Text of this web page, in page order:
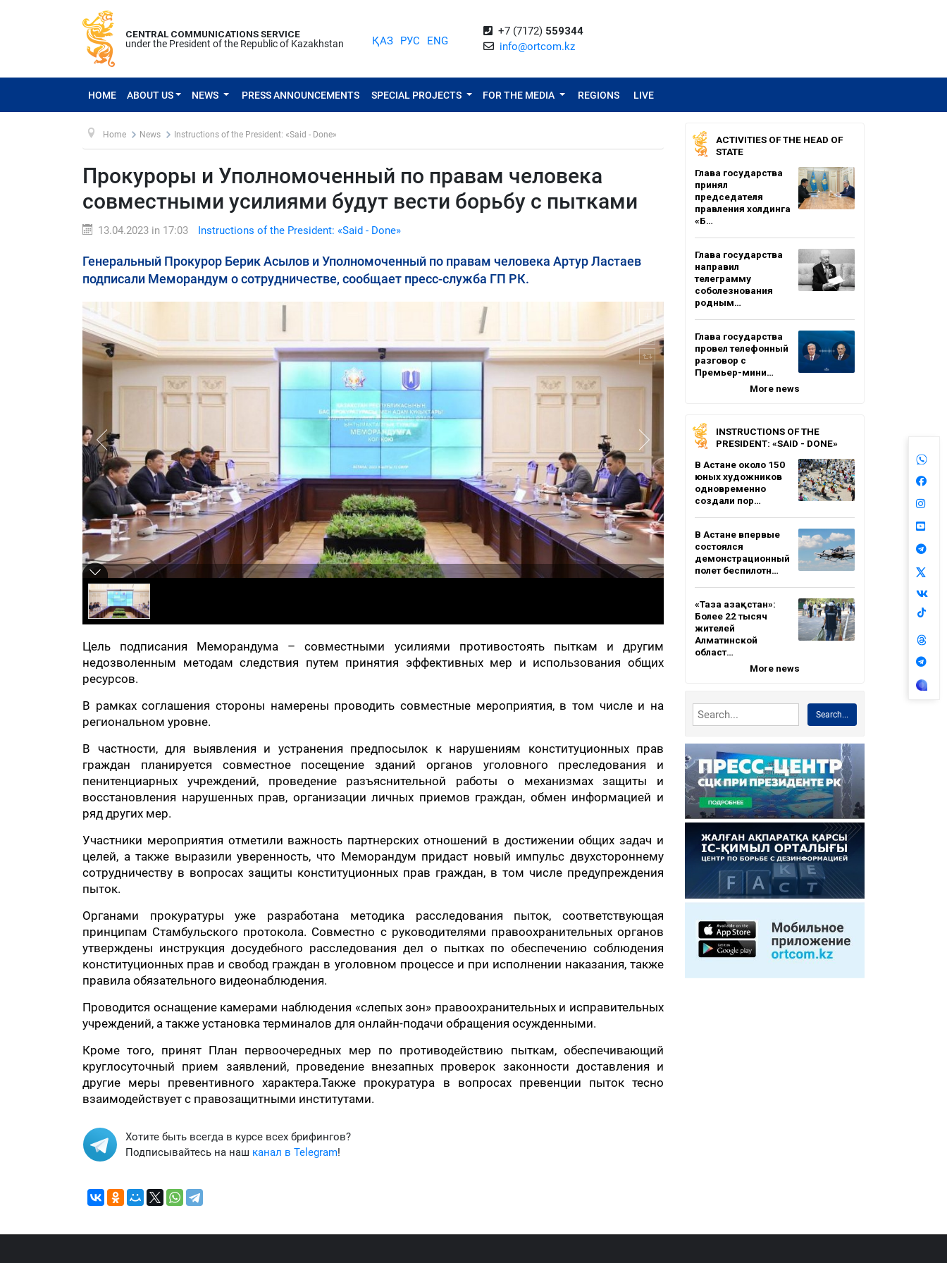
CENTRAL COMMUNICATIONS SERVICE
under the President of the Republic of Kazakhstan
ҚАЗ РУС ENG
+7 (7172) 559344
info@ortcom.kz
HOME ABOUT US NEWS PRESS ANNOUNCEMENTS SPECIAL PROJECTS FOR THE MEDIA REGIONS LIVE
Home News Instructions of the President: «Said - Done»
Прокуроры и Уполномоченный по правам человека
совместными усилиями будут вести борьбу с пытками
13.04.2023 in 17:03 Instructions of the President: «Said - Done»
Генеральный Прокурор Берик Асылов и Уполномоченный по правам человека Артур Ластаев
подписали Меморандум о сотрудничестве, сообщает пресс-служба ГП РК.
Цель подписания Меморандума – совместными усилиями противостоять пыткам и другим
недозволенным методам следствия путем принятия эффективных мер и использования общих
ресурсов.
В рамках соглашения стороны намерены проводить совместные мероприятия, в том числе и на
региональном уровне.
В частности, для выявления и устранения предпосылок к нарушениям конституционных прав
граждан планируется совместное посещение зданий органов уголовного преследования и
пенитенциарных учреждений, проведение разъяснительной работы о механизмах защиты и
восстановления нарушенных прав, организации личных приемов граждан, обмен информацией и
ряд других мер.
Участники мероприятия отметили важность партнерских отношений в достижении общих задач и
целей, а также выразили уверенность, что Меморандум придаст новый импульс двухстороннему
сотрудничеству в вопросах защиты конституционных прав граждан, в том числе предупреждения
пыток.
Органами прокуратуры уже разработана методика расследования пыток, соответствующая
принципам Стамбульского протокола. Совместно с руководителями правоохранительных органов
утверждены инструкция досудебного расследования дел о пытках по обеспечению соблюдения
конституционных прав и свобод граждан в уголовном процессе и при исполнении наказания, также
правила обязательного видеонаблюдения.
Проводится оснащение камерами наблюдения «слепых зон» правоохранительных и исправительных
учреждений, а также установка терминалов для онлайн-подачи обращения осужденными.
Кроме того, принят План первоочередных мер по противодействию пыткам, обеспечивающий
круглосуточный прием заявлений, проведение внезапных проверок законности доставления и
другие меры превентивного характера.Также прокуратура в вопросах превенции пыток тесно
взаимодействует с правозащитными институтами.
Хотите быть всегда в курсе всех брифингов?
Подписывайтесь на наш канал в Telegram!
ACTIVITIES OF THE HEAD OF
STATE
Глава государства
принял
председателя
правления холдинга
«Б…
Глава государства
направил
телеграмму
соболезнования
родным…
Глава государства
провел телефонный
разговор с
Премьер-мини…
More news
INSTRUCTIONS OF THE
PRESIDENT: «SAID - DONE»
В Астане около 150
юных художников
одновременно
создали пор…
В Астане впервые
состоялся
демонстрационный
полет беспилотн…
«Таза Қазақстан»:
Более 22 тысяч
жителей
Алматинской
област…
More news
Search...